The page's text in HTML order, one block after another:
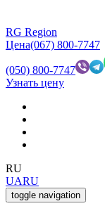
RG Region
Цена(067) 800-7747
(050) 800-7747
Узнать цену
RU
UARU
toggle navigation